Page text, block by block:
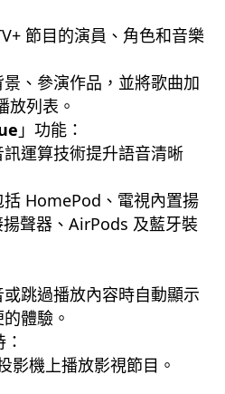
節目的演員、角色和音樂
、參演作品，並將歌曲加
列表。
」功能：
運算技術提升語音清晰
HomePod、電視內置揚
聲器、AirPods 及藍牙裝
跳過播放內容時自動顯示
體驗。
影機上播放影視節目。